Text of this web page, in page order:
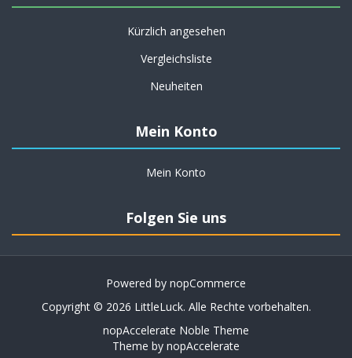
Kürzlich angesehen
Vergleichsliste
Neuheiten
Mein Konto
Mein Konto
Folgen Sie uns
Powered by nopCommerce
Copyright © 2026 LittleLuck. Alle Rechte vorbehalten.
nopAccelerate Noble Theme
Theme by nopAccelerate